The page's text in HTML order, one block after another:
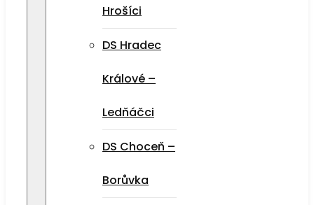
Hrošíci
DS Hradec
Králové –
Ledňáčci
DS Choceň –
Borůvka